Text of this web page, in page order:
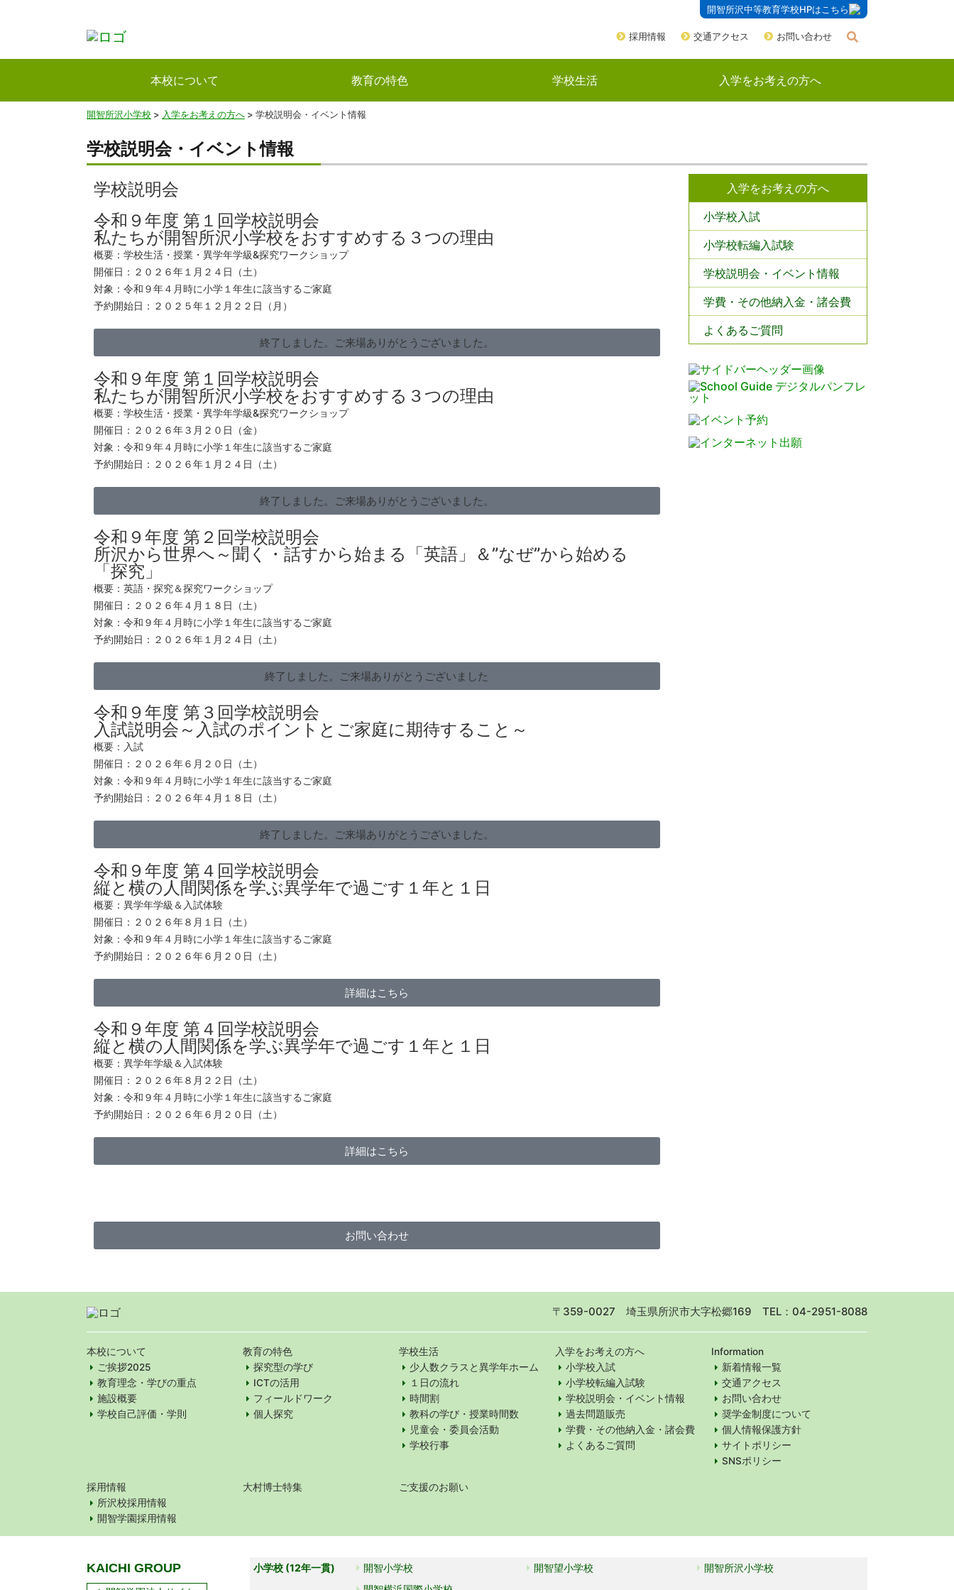
開智所沢中等教育学校HPはこちら
採用情報 交通アクセス お問い合わせ
本校について 教育の特色 学校生活 入学をお考えの方へ
開智所沢小学校 > 入学をお考えの方へ > 学校説明会・イベント情報
学校説明会・イベント情報
入学をお考えの方へ
小学校入試
小学校転編入試験
学校説明会・イベント情報
学費・その他納入金・諸会費
よくあるご質問
学校説明会
令和９年度 第１回学校説明会
私たちが開智所沢小学校をおすすめする３つの理由
概要：学校生活・授業・異学年学級&探究ワークショップ
開催日：２０２６年１月２４日（土）
対象：令和９年４月時に小学１年生に該当するご家庭
予約開始日：２０２５年１２月２２日（月）
終了しました。ご来場ありがとうございました。
令和９年度 第１回学校説明会
私たちが開智所沢小学校をおすすめする３つの理由
概要：学校生活・授業・異学年学級&探究ワークショップ
開催日：２０２６年３月２０日（金）
対象：令和９年４月時に小学１年生に該当するご家庭
予約開始日：２０２６年１月２４日（土）
終了しました。ご来場ありがとうございました。
令和９年度 第２回学校説明会
所沢から世界へ～聞く・話すから始まる「英語」＆”なぜ”から始める
「探究」
概要：英語・探究＆探究ワークショップ
開催日：２０２６年４月１８日（土）
対象：令和９年４月時に小学１年生に該当するご家庭
予約開始日：２０２６年１月２４日（土）
終了しました。ご来場ありがとうございました
令和９年度 第３回学校説明会
入試説明会～入試のポイントとご家庭に期待すること～
概要：入試
開催日：２０２６年６月２０日（土）
対象：令和９年４月時に小学１年生に該当するご家庭
予約開始日：２０２６年４月１８日（土）
終了しました。ご来場ありがとうございました。
令和９年度 第４回学校説明会
縦と横の人間関係を学ぶ異学年で過ごす１年と１日
概要：異学年学級＆入試体験
開催日：２０２６年８月１日（土）
対象：令和９年４月時に小学１年生に該当するご家庭
予約開始日：２０２６年６月２０日（土）
詳細はこちら
令和９年度 第４回学校説明会
縦と横の人間関係を学ぶ異学年で過ごす１年と１日
概要：異学年学級＆入試体験
開催日：２０２６年８月２２日（土）
対象：令和９年４月時に小学１年生に該当するご家庭
予約開始日：２０２６年６月２０日（土）
詳細はこちら
お問い合わせ
〒359-0027 埼玉県所沢市大字松郷169 TEL：04-2951-8088
本校について
ご挨拶2025
教育理念・学びの重点
施設概要
学校自己評価・学則
教育の特色
探究型の学び
ICTの活用
フィールドワーク
個人探究
学校生活
少人数クラスと異学年ホーム
１日の流れ
時間割
教科の学び・授業時間数
児童会・委員会活動
学校行事
入学をお考えの方へ
小学校入試
小学校転編入試験
学校説明会・イベント情報
過去問題販売
学費・その他納入金・諸会費
よくあるご質問
Information
新着情報一覧
交通アクセス
お問い合わせ
奨学金制度について
個人情報保護方針
サイトポリシー
SNSポリシー
採用情報
所沢校採用情報
開智学園採用情報
大村博士特集 ご支援のお願い
KAICHI GROUP 小学校 (12年一貫) 開智小学校 開智望小学校
開智所沢小学校